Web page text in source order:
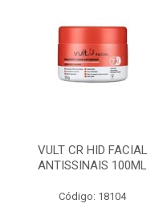
VULT CR HID FACIAL
ANTISSINAIS 100ML
Código: 18104